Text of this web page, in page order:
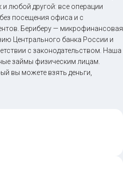
и любой другой: все операции
посещения офиса и с
Бериберу — микрофинансовая
Центрального банка России и
с законодательством. Наша
займы физическим лицам.
вы можете взять деньги,